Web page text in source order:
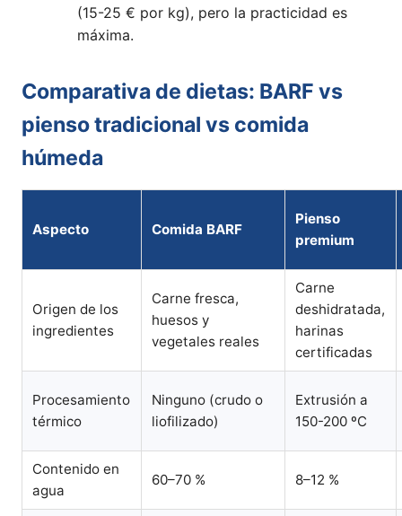
(15-25 € por kg), pero la practicidad es
máxima.
Comparativa de dietas: BARF vs
pienso tradicional vs comida
húmeda
Aspecto Comida BARF
Pienso
premium
Origen de los
ingredientes
Carne fresca,
huesos y
vegetales reales
Carne
deshidratada,
harinas
certificadas
Procesamiento
térmico
Ninguno (crudo o
liofilizado)
Extrusión a
150-200 ºC
Contenido en
agua
60–70 % 8–12 %